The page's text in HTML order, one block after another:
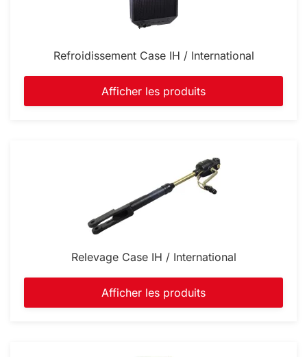
Refroidissement Case IH / International
Afficher les produits
Relevage Case IH / International
Afficher les produits